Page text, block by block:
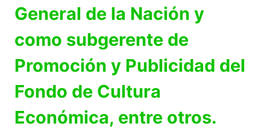
General de la Nación y
como subgerente de
Promoción y Publicidad del
Fondo de Cultura
Económica, entre otros.